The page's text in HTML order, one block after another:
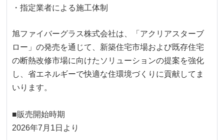
・指定業者による施工体制
旭ファイバーグラス株式会社は、「アクリアスターブ
ロー」の発売を通じて、新築住宅市場および既存住宅
の断熱改修市場に向けたソリューションの提案を強化
し、省エネルギーで快適な住環境づくりに貢献してま
いります。
■販売開始時期
2026年7月1日より